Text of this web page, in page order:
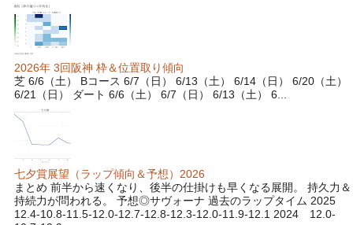
2026年 3回阪神 枠＆位置取り傾向
芝 6/6（土） Bコース 6/7（日） 6/13（土） 6/14（日） 6/20（土）
6/21（日） ダート 6/6（土） 6/7（日） 6/13（土） 6...
七夕賞展望（ラップ傾向＆予想）2026
まとめ 前半から速くなり、後半の仕掛けも早くなる展開。 持久力＆
持続力が問われる。 予想◎サヴォーナ 過去のラップタイム 2025
12.4-10.8-11.5-12.0-12.7-12.8-12.3-12.0-11.9-12.1 2024 12.0-